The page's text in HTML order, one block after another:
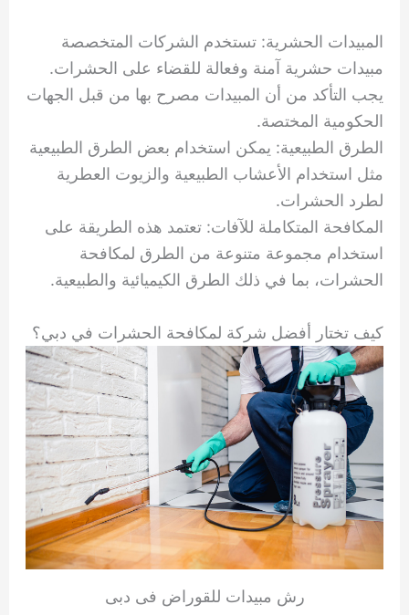
المبيدات الحشرية: تستخدم الشركات المتخصصة
مبيدات حشرية آمنة وفعالة للقضاء على الحشرات.
يجب التأكد من أن المبيدات مصرح بها من قبل الجهات
الحكومية المختصة.
الطرق الطبيعية: يمكن استخدام بعض الطرق الطبيعية
مثل استخدام الأعشاب الطبيعية والزيوت العطرية
لطرد الحشرات.
المكافحة المتكاملة للآفات: تعتمد هذه الطريقة على
استخدام مجموعة متنوعة من الطرق لمكافحة
الحشرات، بما في ذلك الطرق الكيميائية والطبيعية.
كيف تختار أفضل شركة لمكافحة الحشرات في دبي؟
رش مبيدات للقوراض فى دبى